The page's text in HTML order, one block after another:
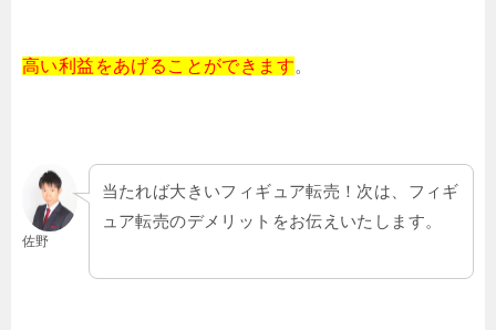
高い利益をあげることができます。
佐野
当たれば大きいフィギュア転売！次は、フィギ
ュア転売のデメリットをお伝えいたします。